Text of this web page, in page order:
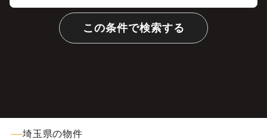
この条件で検索する
埼玉県の物件